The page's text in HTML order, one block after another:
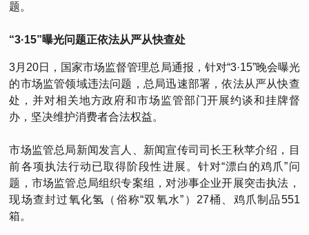
题。
“3·15”曝光问题正依法从严从快查处
3月20日，国家市场监督管理总局通报，针对“3·15”晚会曝光
的市场监管领域违法问题，总局迅速部署，依法从严从快查
处，并对相关地方政府和市场监管部门开展约谈和挂牌督
办，坚决维护消费者合法权益。
市场监管总局新闻发言人、新闻宣传司司长王秋苹介绍，目
前各项执法行动已取得阶段性进展。针对“漂白的鸡爪”问
题，市场监管总局组织专案组，对涉事企业开展突击执法，
现场查封过氧化氢（俗称“双氧水”）27桶、鸡爪制品551
箱。